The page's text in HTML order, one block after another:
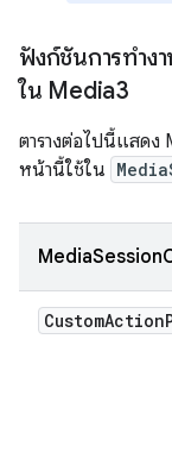
ฟังก์ชันการทำง
ใน Media3
ตารางต่อไปนี้แสดง
หน้านี้ใช้ใน
CustomAction